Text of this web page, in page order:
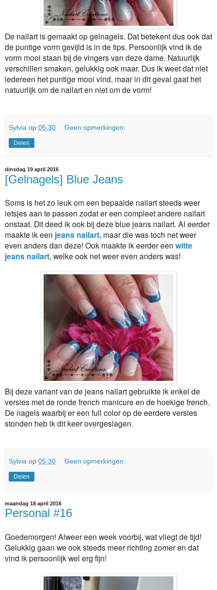
De nailart is gemaakt op gelnagels. Dat betekent dus ook dat
de puntige vorm gevijld is in de tips. Persoonlijk vind ik de
vorm mooi staan bij de vingers van deze dame. Natuurlijk
verschillen smaken, gelukkig ook maar. Dus ik weet dat niet
iedereen het puntige mooi vind, maar in dit geval gaat het
natuurlijk om de nailart en niet om de vorm!
Sylvia op 05:30 Geen opmerkingen:
Delen
dinsdag 19 april 2016
[Gelnagels] Blue Jeans
Soms is het zo leuk om een bepaalde nailart steeds weer
ietsjes aan te passen zodat er een compleet andere nailart
onstaat. Dit deed ik ook bij deze blue jeans nailart. Al eerder
maakte ik een jeans nailart, maar die was toch net weer
even anders dan deze! Ook maakte ik eerder een witte
jeans nailart, welke ook net weer even anders was!
Bij deze variant van de jeans nailart gebruikte ik enkel de
versies met de ronde french manicure en de hoekige french.
De nagels waarbij er een full color op de eerdere versies
stonden heb ik dit keer overgeslagen.
Sylvia op 05:30 Geen opmerkingen:
Delen
maandag 18 april 2016
Personal #16
Goedemorgen! Alweer een week voorbij, wat vliegt de tijd!
Gelukkig gaan we ook steeds meer richting zomer en dat
vind ik persoonlijk wel erg fijn!